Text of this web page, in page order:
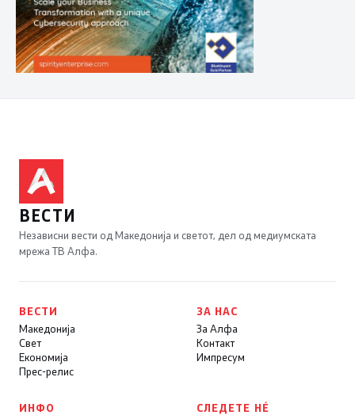
ВЕСТИ
Независни вести од Македонија и светот, дел од медиумската
мрежа ТВ Алфа.
ВЕСТИ
Македонија
Свет
Економија
Прес-релис
ЗА НАС
За Алфа
Контакт
Импресум
ИНФО СЛЕДЕТЕ НÉ